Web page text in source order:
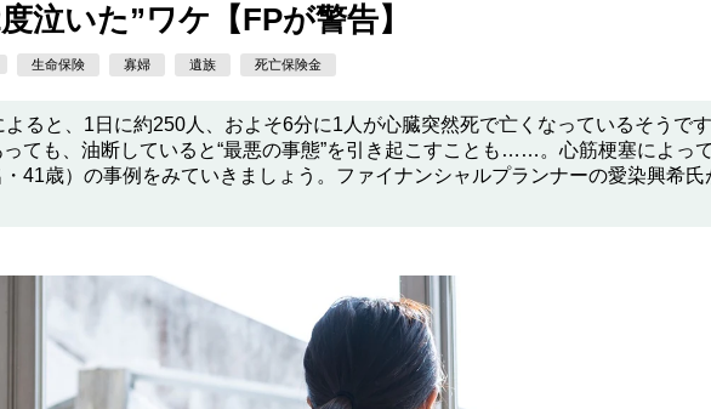
泣いた”ワケ【FPが警告】
生命保険 寡婦 遺族 死亡保険金
ると、1日に約250人、およそ6分に1人が心臓突然死で亡くなっているそうで
ても、油断していると“最悪の事態”を引き起こすことも……。心筋梗塞によっ
41歳）の事例をみていきましょう。ファイナンシャルプランナーの愛染興希氏